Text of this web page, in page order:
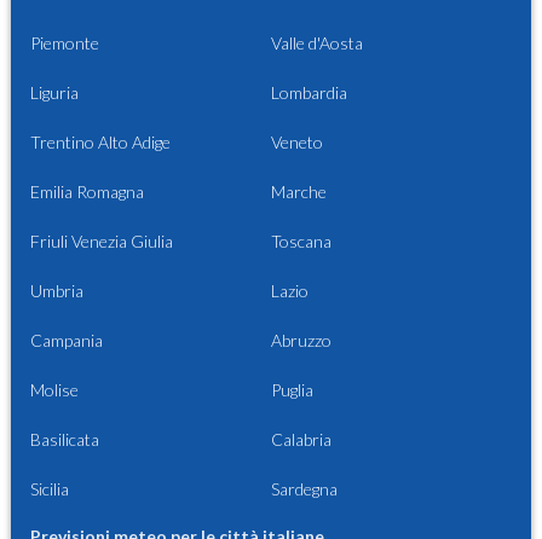
Piemonte Valle d'Aosta
Liguria Lombardia
Trentino Alto Adige Veneto
Emilia Romagna Marche
Friuli Venezia Giulia Toscana
Umbria Lazio
Campania Abruzzo
Molise Puglia
Basilicata Calabria
Sicilia Sardegna